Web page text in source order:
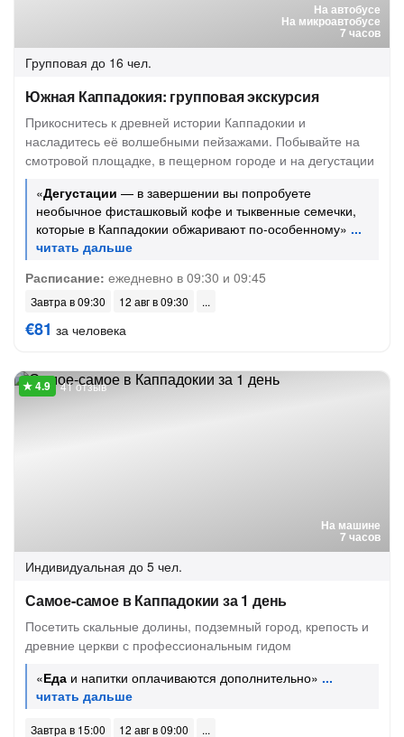
На автобусе
На микроавтобусе
7 часов
Групповая до 16 чел.
Южная Каппадокия: групповая экскурсия
Прикоснитесь к древней истории Каппадокии и
насладитесь её волшебными пейзажами. Побывайте на
смотровой площадке, в пещерном городе и на дегустации
«Дегустации — в завершении вы попробуете
необычное фисташковый кофе и тыквенные семечки,
которые в Каппадокии обжаривают по-особенному»
Расписание: ежедневно в 09:30 и 09:45
Завтра в 09:30 12 авг в 09:30
€81 за человека
На машине
7 часов
41 отзыв
Индивидуальная до 5 чел.
Самое-самое в Каппадокии за 1 день
Посетить скальные долины, подземный город, крепость и
древние церкви с профессиональным гидом
«Еда и напитки оплачиваются дополнительно»
Завтра в 15:00 12 авг в 09:00